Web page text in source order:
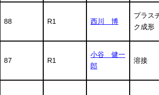
88 R1 西川 博
プラス
ク成形
87 R1
小谷 健一
郎
溶接